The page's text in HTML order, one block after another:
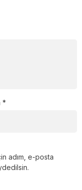
*
adım, e-posta